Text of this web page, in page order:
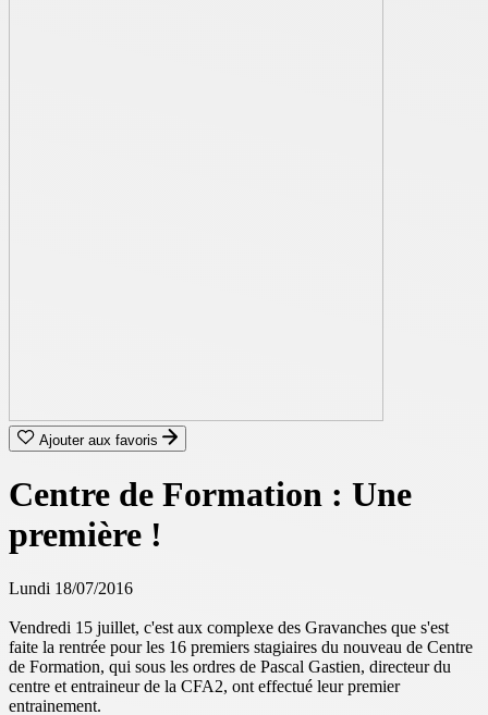
Ajouter aux favoris
Centre de Formation : Une
première !
Lundi 18/07/2016
Vendredi 15 juillet, c'est aux complexe des Gravanches que s'est
faite la rentrée pour les 16 premiers stagiaires du nouveau de Centre
de Formation, qui sous les ordres de Pascal Gastien, directeur du
centre et entraineur de la CFA2, ont effectué leur premier
entrainement.